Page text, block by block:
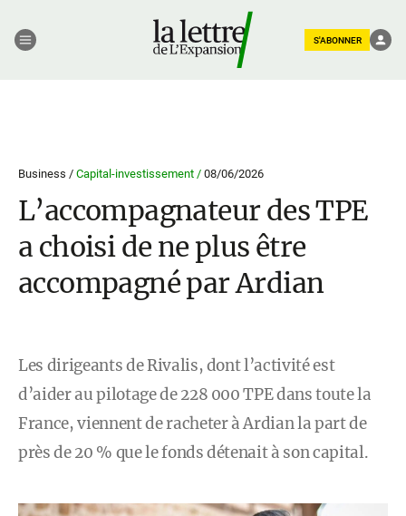
S'ABONNER
Business / Capital-investissement / 08/06/2026
L’accompagnateur des TPE
a choisi de ne plus être
accompagné par Ardian
Les dirigeants de Rivalis, dont l’activité est
d’aider au pilotage de 228 000 TPE dans toute la
France, viennent de racheter à Ardian la part de
près de 20 % que le fonds détenait à son capital.